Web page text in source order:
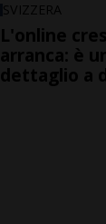
SVIZZERA
L'online
arranca: è
dettaglio a